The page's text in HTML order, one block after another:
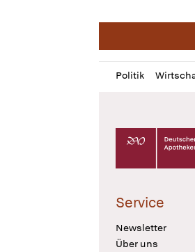
Politik
Profil
öffnen
Daz
Pur
Deutscher
Service
Newsletter
Über uns